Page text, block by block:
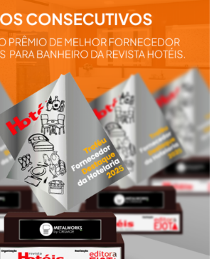
utilização de
produtos:
manuais,
vídeos,
catálogos e
tudo mais que
precisa.